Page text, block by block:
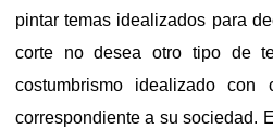
pintar temas idealizados para
corte no desea otro tipo de
costumbrismo idealizado con
correspondiente a su sociedad.